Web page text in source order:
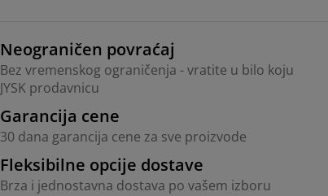
Neograničen povraćaj
Bez vremenskog ograničenja - vratite u bilo koju
JYSK prodavnicu
Garancija cene
30 dana garancija cene za sve proizvode
Fleksibilne opcije dostave
Brza i jednostavna dostava po vašem izboru